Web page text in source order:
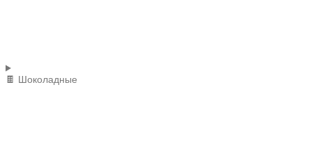
🍫 Шоколадные